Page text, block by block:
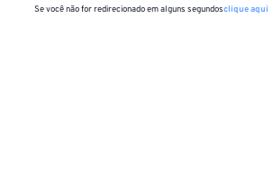
Se você não for redirecionado em alguns segundosclique aqui